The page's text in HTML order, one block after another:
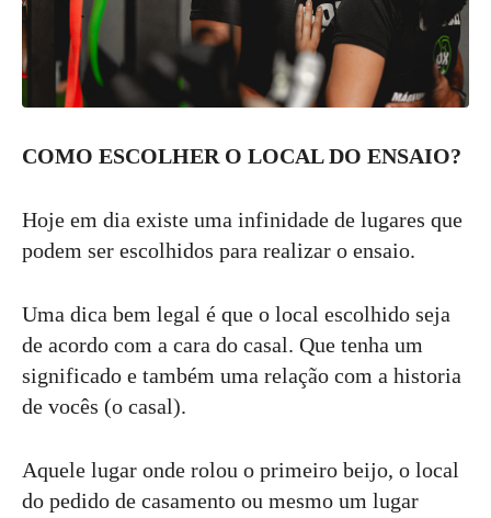
COMO ESCOLHER O LOCAL DO ENSAIO?
Hoje em dia existe uma infinidade de lugares que
podem ser escolhidos para realizar o ensaio.
Uma dica bem legal é que o local escolhido seja
de acordo com a cara do casal. Que tenha um
significado e também uma relação com a historia
de vocês (o casal).
Aquele lugar onde rolou o primeiro beijo, o local
do pedido de casamento ou mesmo um lugar